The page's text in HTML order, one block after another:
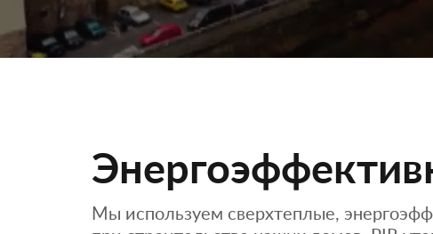
Мы используем сверхтеплые,